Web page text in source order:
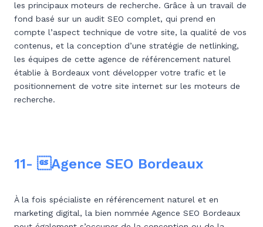
les principaux moteurs de recherche. Grâce à un travail de
fond basé sur un audit SEO complet, qui prend en
compte l’aspect technique de votre site, la qualité de vos
contenus, et la conception d’une stratégie de netlinking,
les équipes de cette agence de référencement naturel
établie à Bordeaux vont développer votre trafic et le
positionnement de votre site internet sur les moteurs de
recherche.
11- Agence SEO Bordeaux
À la fois spécialiste en référencement naturel et en
marketing digital, la bien nommée Agence SEO Bordeaux